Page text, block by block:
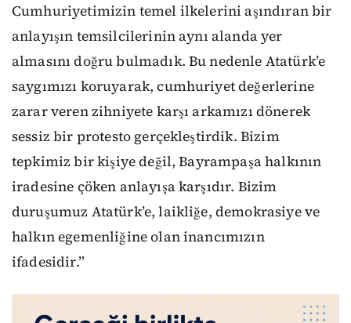
Cumhuriyetimizin temel ilkelerini aşındıran bir
anlayışın temsilcilerinin aynı alanda yer
almasını doğru bulmadık. Bu nedenle Atatürk’e
saygımızı koruyarak, cumhuriyet değerlerine
zarar veren zihniyete karşı arkamızı dönerek
sessiz bir protesto gerçekleştirdik. Bizim
tepkimiz bir kişiye değil, Bayrampaşa halkının
iradesine çöken anlayışa karşıdır. Bizim
duruşumuz Atatürk’e, laikliğe, demokrasiye ve
halkın egemenliğine olan inancımızın
ifadesidir.”